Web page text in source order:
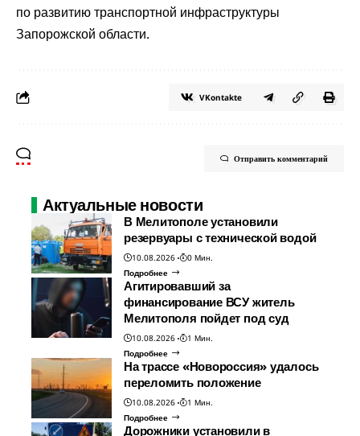
по развитию транспортной инфраструктуры
Запорожской области.
VKontakte
Отправить комментарий
Актуальные новости
В Мелитополе установили
резервуары с технической водой
10.08.2026
0 Мин.
Подробнее
Агитировавший за
финансирование ВСУ житель
Мелитополя пойдет под суд
10.08.2026
1 Мин.
Подробнее
На трассе «Новороссия» удалось
переломить положение
10.08.2026
1 Мин.
Подробнее
Дорожники установили в